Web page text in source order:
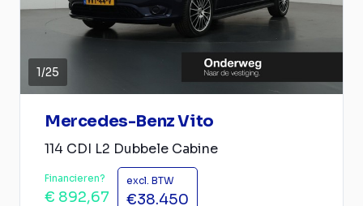
1/25
Mercedes-Benz Vito
114 CDI L2 Dubbele Cabine
Financieren?
€ 892,67
excl. BTW
€38.450